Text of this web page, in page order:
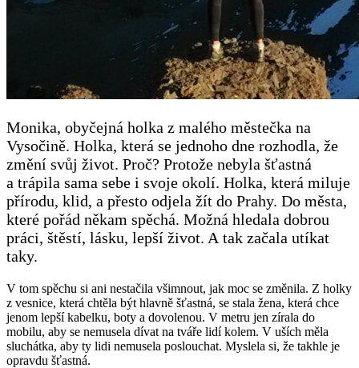
Monika, obyčejná holka z malého městečka na
Vysočině. Holka, která se jednoho dne rozhodla, že
změní svůj život. Proč? Protože nebyla šťastná
a trápila sama sebe i svoje okolí. Holka, která miluje
přírodu, klid, a přesto odjela žít do Prahy. Do města,
které pořád někam spěchá. Možná hledala dobrou
práci, štěstí, lásku, lepší život. A tak začala utíkat
taky.
V tom spěchu si ani nestačila všimnout, jak moc se změnila. Z holky
z vesnice, která chtěla být hlavně šťastná, se stala žena, která chce
jenom lepší kabelku, boty a dovolenou. V metru jen zírala do
mobilu, aby se nemusela dívat na tváře lidí kolem. V uších měla
sluchátka, aby ty lidi nemusela poslouchat. Myslela si, že takhle je
opravdu šťastná.